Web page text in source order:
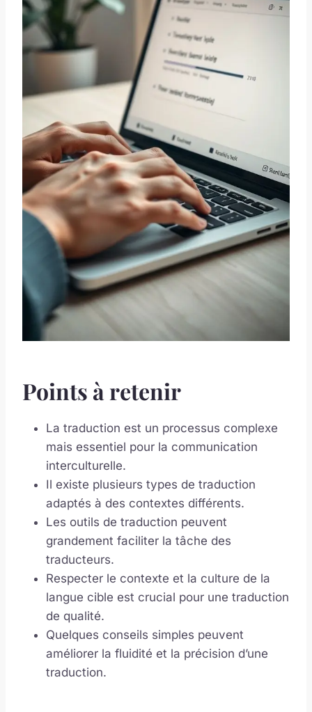
Points à retenir
La traduction est un processus complexe
mais essentiel pour la communication
interculturelle.
Il existe plusieurs types de traduction
adaptés à des contextes différents.
Les outils de traduction peuvent
grandement faciliter la tâche des
traducteurs.
Respecter le contexte et la culture de la
langue cible est crucial pour une traduction
de qualité.
Quelques conseils simples peuvent
améliorer la fluidité et la précision d’une
traduction.